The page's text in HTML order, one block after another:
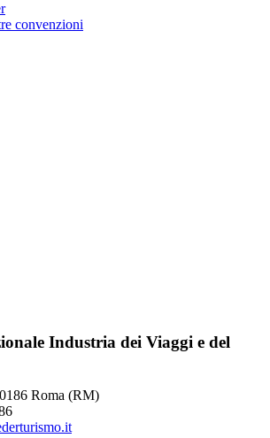
convenzioni
Industria dei Viaggi e del
Roma (RM)